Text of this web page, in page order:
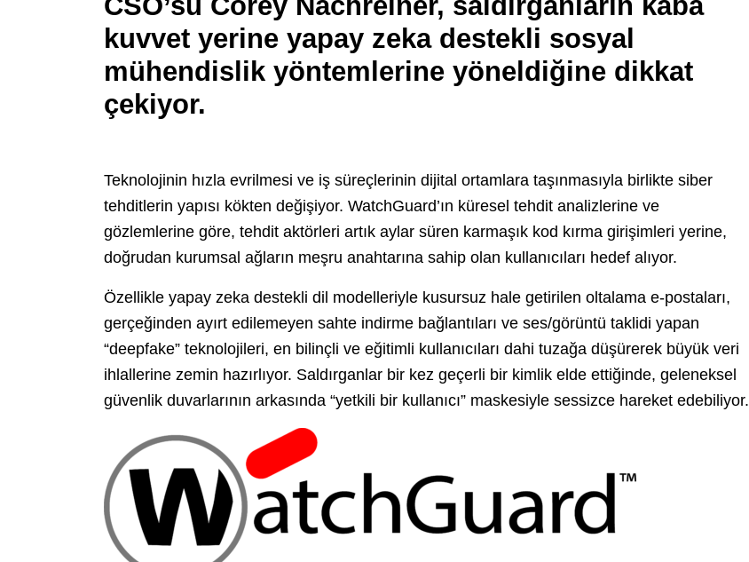
kuvvet yerine yapay zeka destekli sosyal
mühendislik yöntemlerine yöneldiğine dikkat
çekiyor.
Teknolojinin hızla evrilmesi ve iş süreçlerinin dijital ortamlara taşınmasıyla birlikte siber
tehditlerin yapısı kökten değişiyor. WatchGuard’ın küresel tehdit analizlerine ve
gözlemlerine göre, tehdit aktörleri artık aylar süren karmaşık kod kırma girişimleri yerine,
doğrudan kurumsal ağların meşru anahtarına sahip olan kullanıcıları hedef alıyor.
Özellikle yapay zeka destekli dil modelleriyle kusursuz hale getirilen oltalama e-postaları,
gerçeğinden ayırt edilemeyen sahte indirme bağlantıları ve ses/görüntü taklidi yapan
“deepfake” teknolojileri, en bilinçli ve eğitimli kullanıcıları dahi tuzağa düşürerek büyük veri
ihlallerine zemin hazırlıyor. Saldırganlar bir kez geçerli bir kimlik elde ettiğinde, geleneksel
güvenlik duvarlarının arkasında “yetkili bir kullanıcı” maskesiyle sessizce hareket edebiliyor.